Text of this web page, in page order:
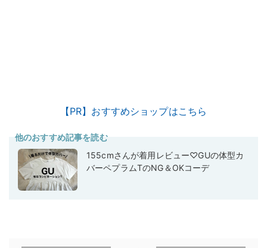
【PR】おすすめショップはこちら
他のおすすめ記事を読む
155cmさんが着用レビュー♡GUの体型カ
バーペプラムTのNG＆OKコーデ